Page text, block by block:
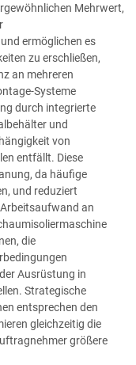
Mehrwert,
ermöglichen es
zu erschließen,
an mehreren
Systeme
durch integrierte
und
von
entfällt. Diese
da häufige
und reduziert
an
die
Ausrüstung in
Strategische
entsprechen den
gleichzeitig die
größere